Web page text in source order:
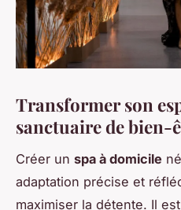
Transformer son
sanctuaire de bien-
Créer un spa à domicile
adaptation précise et
maximiser la détente. Il